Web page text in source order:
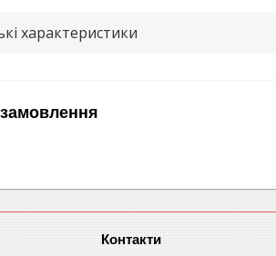
характеристики